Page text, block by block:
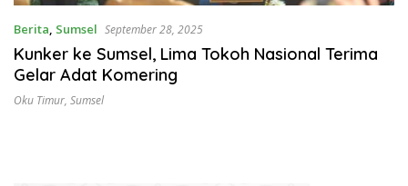
Berita, Sumsel September 28, 2025
Kunker ke Sumsel, Lima Tokoh Nasional Terima
Gelar Adat Komering
Oku Timur, Sumsel